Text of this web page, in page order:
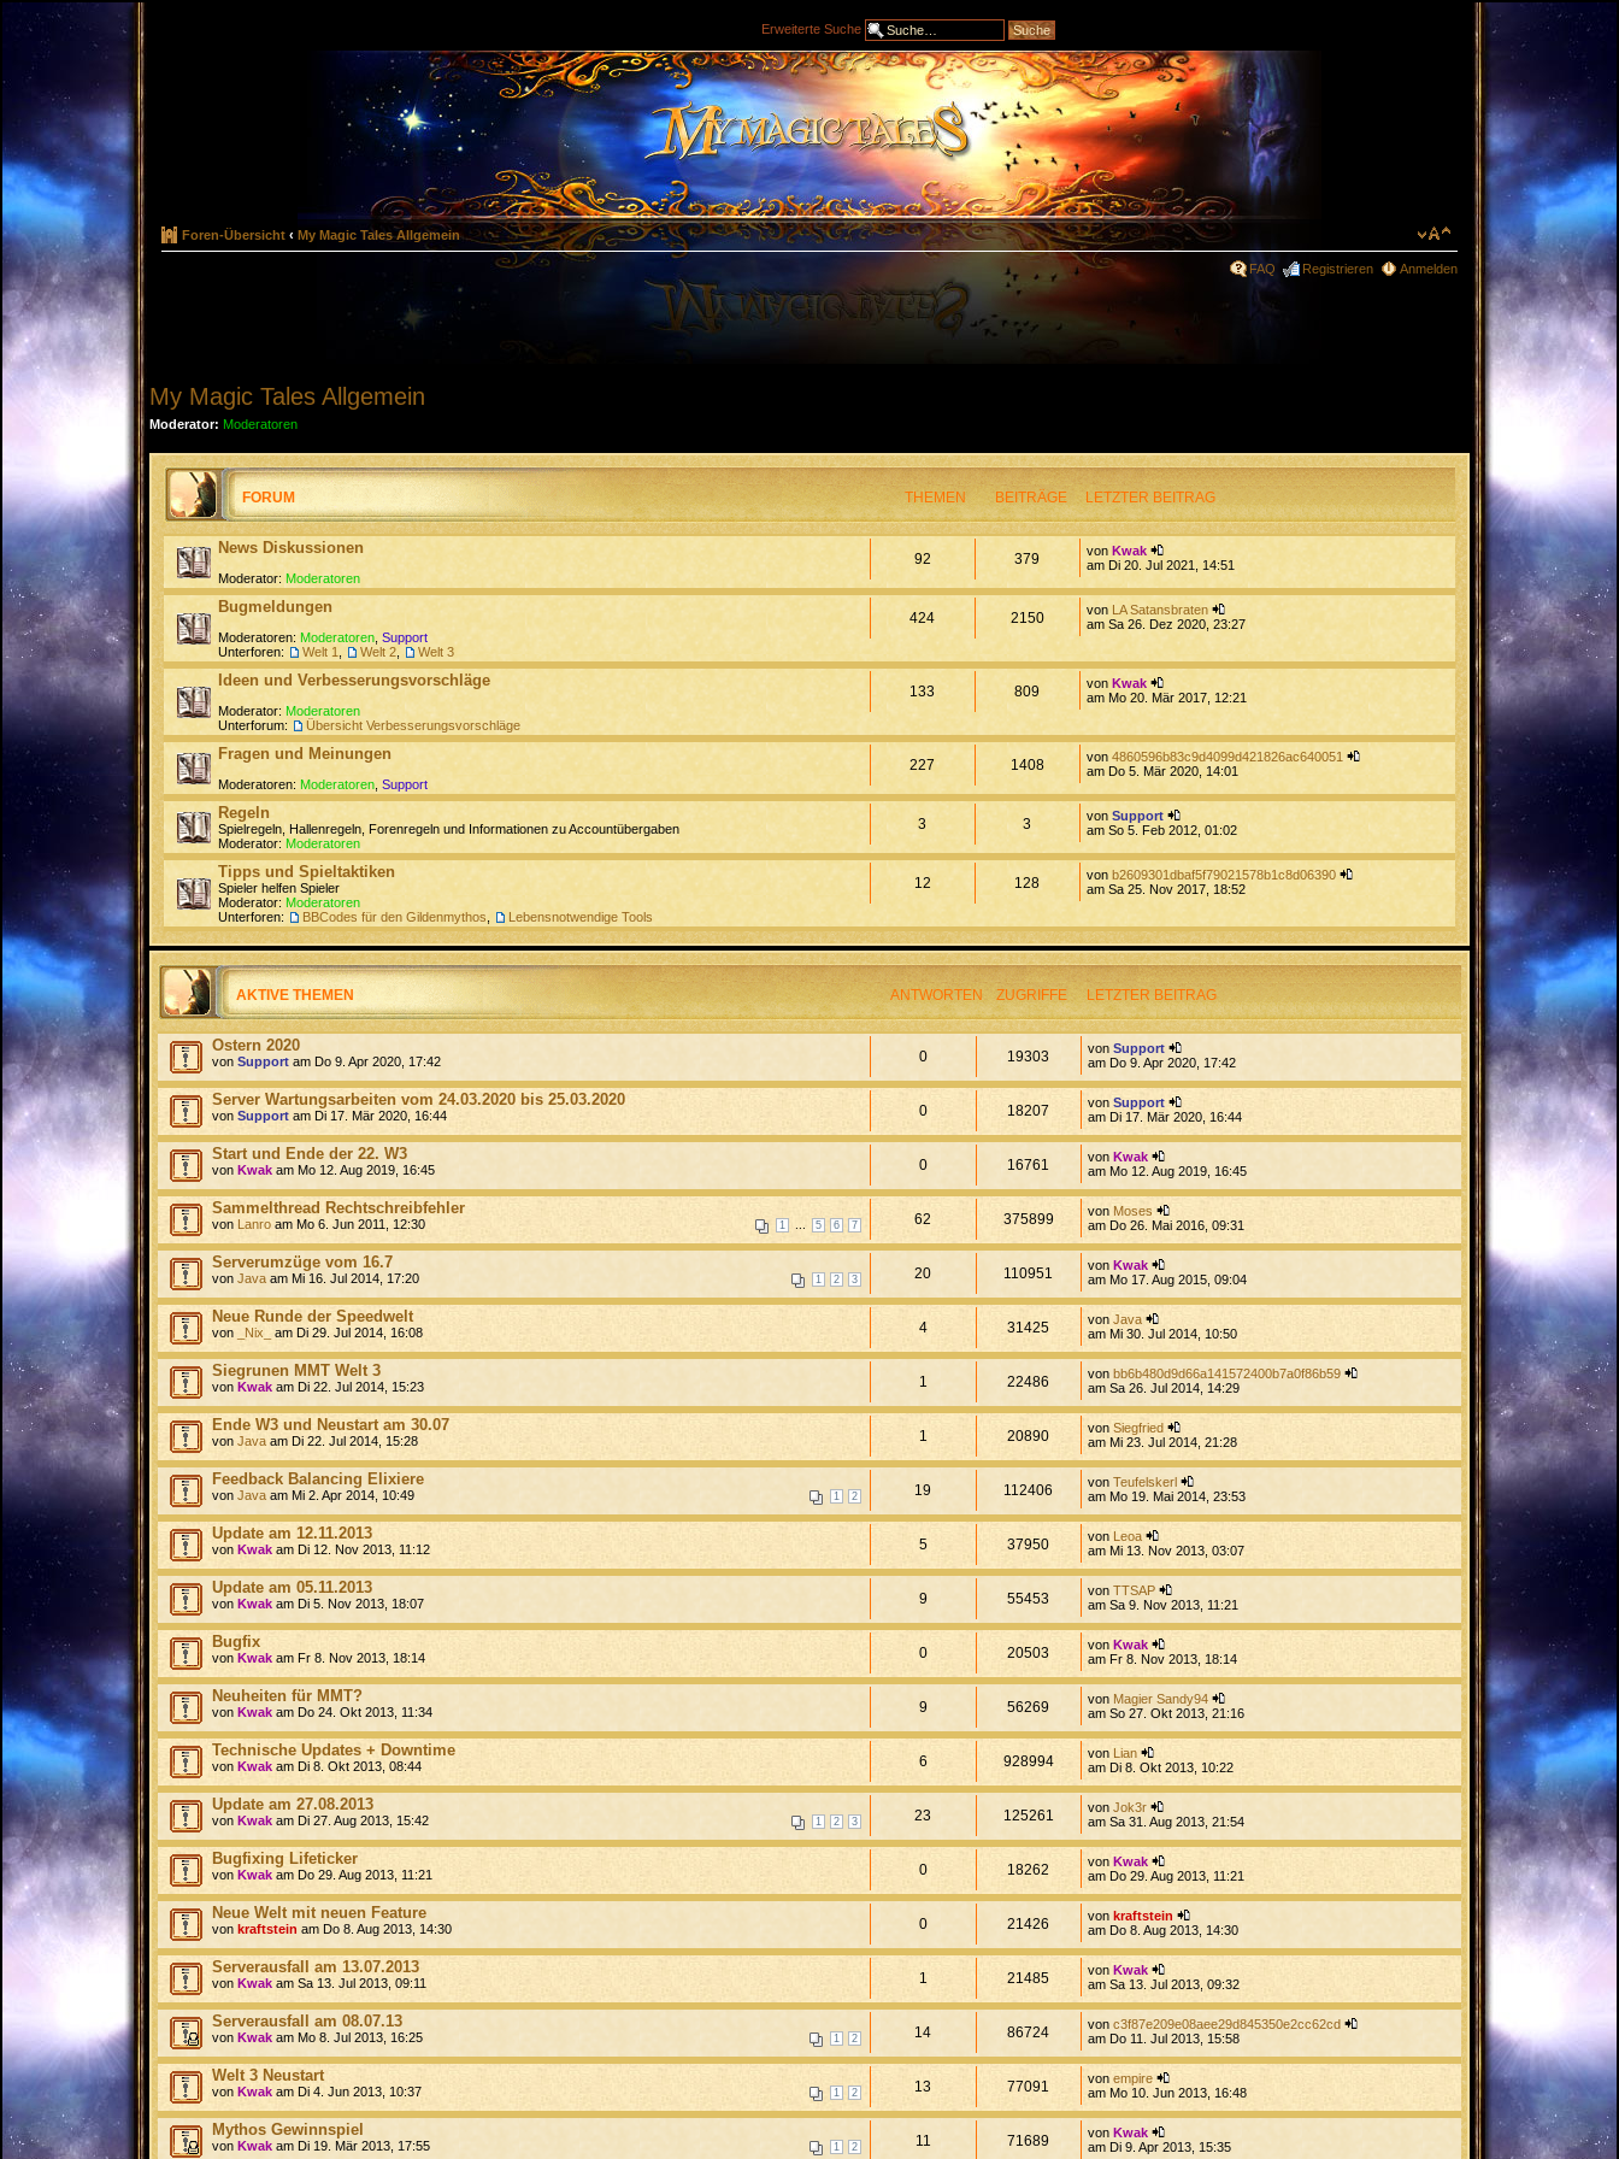
Erweiterte Suche
Foren-Übersicht ‹ My Magic Tales Allgemein
FAQ Registrieren Anmelden
My Magic Tales Allgemein
Moderator: Moderatoren
FORUM THEMEN BEITRÄGE LETZTER BEITRAG
News Diskussionen
Moderator: Moderatoren
92 379 von Kwak
am Di 20. Jul 2021, 14:51
Bugmeldungen
Moderatoren: Moderatoren Support
Unterforen:
Welt 1 Welt 2 Welt 3
424 2150 von LA Satansbraten
am Sa 26. Dez 2020, 23:27
Ideen und Verbesserungsvorschläge
Moderator: Moderatoren
Unterforum:
Übersicht Verbesserungsvorschläge
133 809 von Kwak
am Mo 20. Mär 2017, 12:21
Fragen und Meinungen
Moderatoren: Moderatoren Support
227 1408 von 4860596b83c9d4099d421826ac640051
am Do 5. Mär 2020, 14:01
Regeln
Spielregeln, Hallenregeln, Forenregeln und Informationen zu Accountübergaben
Moderator: Moderatoren
3 3 von Support
am So 5. Feb 2012, 01:02
Tipps und Spieltaktiken
Spieler helfen Spieler
Moderator: Moderatoren
Unterforen:
BBCodes für den Gildenmythos Lebensnotwendige Tools
12 128 von b2609301dbaf5f79021578b1c8d06390
am Sa 25. Nov 2017, 18:52
AKTIVE THEMEN ANTWORTEN ZUGRIFFE LETZTER BEITRAG
Ostern 2020
von Support am Do 9. Apr 2020, 17:42 0 19303 vonSupport
am Do 9. Apr 2020, 17:42
Server Wartungsarbeiten vom 24.03.2020 bis 25.03.2020
von Support am Di 17. Mär 2020, 16:44 0 18207 vonSupport
am Di 17. Mär 2020, 16:44
Start und Ende der 22. W3
von Kwak am Mo 12. Aug 2019, 16:45 0 16761 vonKwak
am Mo 12. Aug 2019, 16:45
Sammelthread Rechtschreibfehler
1 5 6 7
von Lanro am Mo 6. Jun 2011, 12:30 62 375899 von Moses
am Do 26. Mai 2016, 09:31
Serverumzüge vom 16.7
1 2 3
von Java am Mi 16. Jul 2014, 17:20 20 110951 vonKwak
am Mo 17. Aug 2015, 09:04
Neue Runde der Speedwelt
von _Nix_ am Di 29. Jul 2014, 16:08 4 31425 vonJava
am Mi 30. Jul 2014, 10:50
Siegrunen MMT Welt 3
von Kwak am Di 22. Jul 2014, 15:23 1 22486 vonbb6b480d9d66a141572400b7a0f86b59
am Sa 26. Jul 2014, 14:29
Ende W3 und Neustart am 30.07
von Java am Di 22. Jul 2014, 15:28 1 20890 vonSiegfried
am Mi 23. Jul 2014, 21:28
Feedback Balancing Elixiere
1 2
von Java am Mi 2. Apr 2014, 10:49 19 112406 vonTeufelskerl
am Mo 19. Mai 2014, 23:53
Update am 12.11.2013
von Kwak am Di 12. Nov 2013, 11:12 5 37950 von Leoa
am Mi 13. Nov 2013, 03:07
Update am 05.11.2013
von Kwak am Di 5. Nov 2013, 18:07 9 55453 vonTTSAP
am Sa 9. Nov 2013, 11:21
Bugfix
von Kwak am Fr 8. Nov 2013, 18:14 0 20503 vonKwak
am Fr 8. Nov 2013, 18:14
Neuheiten für MMT?
von Kwak am Do 24. Okt 2013, 11:34 9 56269 von Magier Sandy94
am So 27. Okt 2013, 21:16
Technische Updates + Downtime
von Kwak am Di 8. Okt 2013, 08:44 6 928994 von Lian
am Di 8. Okt 2013, 10:22
Update am 27.08.2013
1 2 3
von Kwak am Di 27. Aug 2013, 15:42 23 125261 vonJok3r
am Sa 31. Aug 2013, 21:54
Bugfixing Lifeticker
von Kwak am Do 29. Aug 2013, 11:21 0 18262 vonKwak
am Do 29. Aug 2013, 11:21
Neue Welt mit neuen Feature
von kraftstein am Do 8. Aug 2013, 14:30 0 21426 vonkraftstein
am Do 8. Aug 2013, 14:30
Serverausfall am 13.07.2013
von Kwak am Sa 13. Jul 2013, 09:11 1 21485 vonKwak
am Sa 13. Jul 2013, 09:32
Serverausfall am 08.07.13
1 2
von Kwak am Mo 8. Jul 2013, 16:25 14 86724 vonc3f87e209e08aee29d845350e2cc62cd
am Do 11. Jul 2013, 15:58
Welt 3 Neustart
1 2
von Kwak am Di 4. Jun 2013, 10:37 13 77091 vonempire
am Mo 10. Jun 2013, 16:48
Mythos Gewinnspiel
1 2
von Kwak am Di 19. Mär 2013, 17:55 11 71689 vonKwak
am Di 9. Apr 2013, 15:35